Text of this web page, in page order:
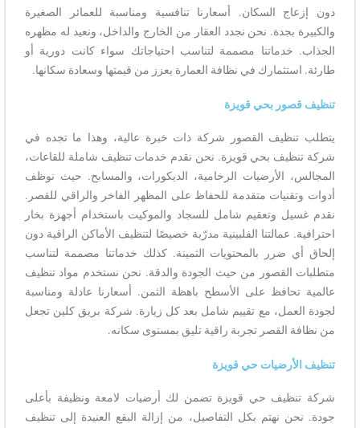
دون إزعاج السكان. أسعارنا تنافسية ومناسبة للعمائر الصغيرة
والكبيرة بجدة. نحن نجدد العقار من الخارج والداخل، ونعيد له مظهره
الجذاب. خدماتنا مصممة لتناسب احتياجاتك سواء كانت دورية أو
طارئة. استثمارك في نظافة العمارة يعزز من قيمتها وسعادة سكانها.
تنظيف قصور بحي قويزة
يتطلب تنظيف القصور شركة ذات خبرة عالية، وهذا ما تجده في
شركة تنظيف بحي قويزة. نحن نقدم خدمات تنظيف شاملة للقاعات،
المجالس، الأرضيات الرخامية، الديكورات، والمسابح. حيث نوظف
أدوات وتقنيات متقدمة للحفاظ على المظهر الفاخر والراقي للقصر.
نقدم غسيل وتعقيم شامل للسجاد والموكيت باستخدام أجهزة بخار
احترافية. عمالتنا الفلبينية مدرّبة خصيصًا لتنظيف الأماكن الراقية دون
إلحاق أي ضرر بالمحتويات الثمينة. كذلك خدماتنا مصممة لتناسب
متطلبات القصور من حيث الجودة والدقة. نحن نستخدم مواد تنظيف
عالمية تحافظ على الأسطح باهظة الثمن. أسعارنا عادلة ومناسبة
لجودة العمل، مع تقييم شامل بعد كل زيارة. شركة بريق كلين تجعل
من نظافة القصر تجربة راقية تليق بمستوى سكانه.
تنظيف الأرضيات حي قويزة
شركة تنظيف حي قويزة تضمن لك أرضيات لامعة ونظيفة بأعلى
جودة. نحن نهتم بكل التفاصيل، من إزالة البقع العنيدة إلى تنظيف